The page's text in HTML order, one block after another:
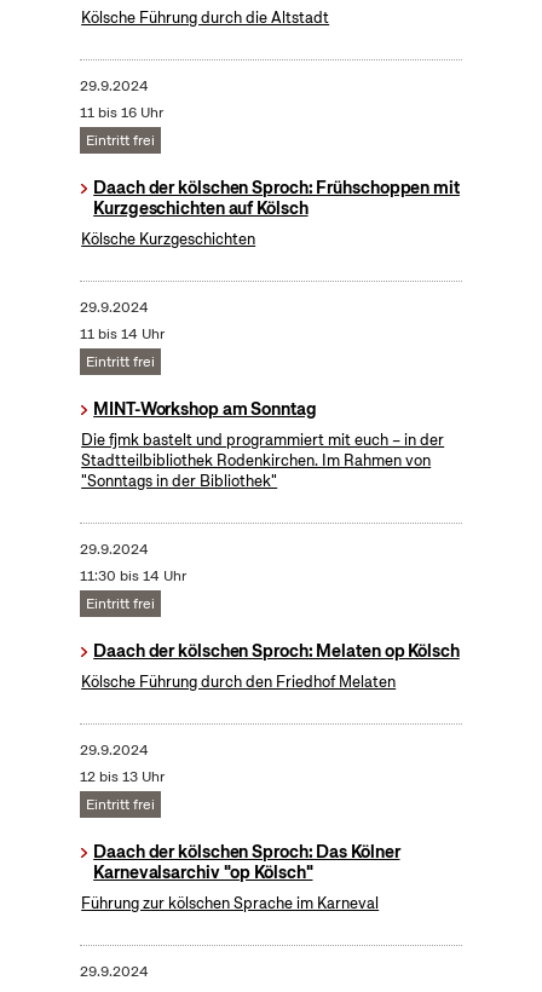
Kölsche Führung durch die Altstadt
29.9.2024
11 bis 16 Uhr
Eintritt frei
Daach der kölschen Sproch: Frühschoppen mit
Kurzgeschichten auf Kölsch
Kölsche Kurzgeschichten
29.9.2024
11 bis 14 Uhr
Eintritt frei
MINT-Workshop am Sonntag
Die fjmk bastelt und programmiert mit euch – in der
Stadtteilbibliothek Rodenkirchen. Im Rahmen von
"Sonntags in der Bibliothek"
29.9.2024
11:30 bis 14 Uhr
Eintritt frei
Daach der kölschen Sproch: Melaten op Kölsch
Kölsche Führung durch den Friedhof Melaten
29.9.2024
12 bis 13 Uhr
Eintritt frei
Daach der kölschen Sproch: Das Kölner
Karnevalsarchiv "op Kölsch"
Führung zur kölschen Sprache im Karneval
29.9.2024